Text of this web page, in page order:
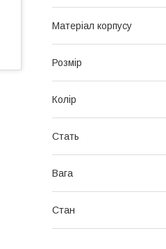
Матеріал корпусу
Розмір
Колір
Стать
Вага
Стан